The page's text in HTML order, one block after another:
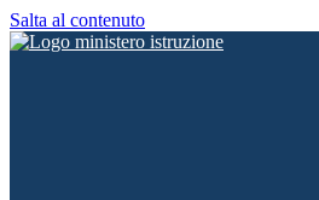
Salta al contenuto